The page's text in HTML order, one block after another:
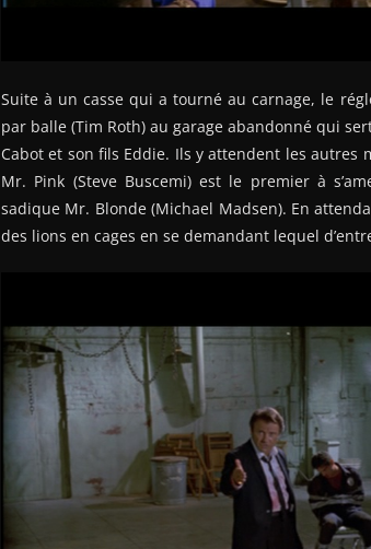
Suite à un casse qui a tourné au carnage, le
par balle (Tim Roth) au garage abandonné qui
Cabot et son fils Eddie. Ils y attendent les
Mr. Pink (Steve Buscemi) est le premier à
sadique Mr. Blonde (Michael Madsen). En
des lions en cages en se demandant lequel